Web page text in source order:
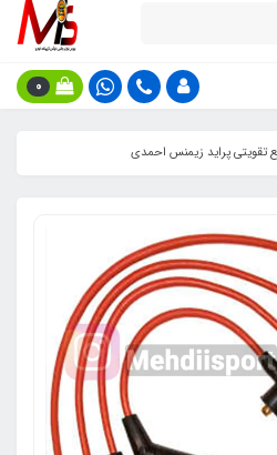
0
تقویتی پراید زیمنس احمدی